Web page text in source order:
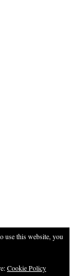
use this website, you
Cookie Policy